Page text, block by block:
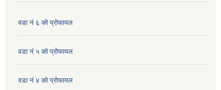
वडा नं ६ को प्रोफायल
वडा नं ५ को प्रोफायल
वडा नं ४ को प्रोफायल